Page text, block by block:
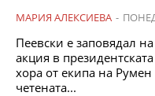
МАРИЯ АЛЕКСИЕВА -
Пеевски е заповядал
акция в
хора от екипа на
четената...